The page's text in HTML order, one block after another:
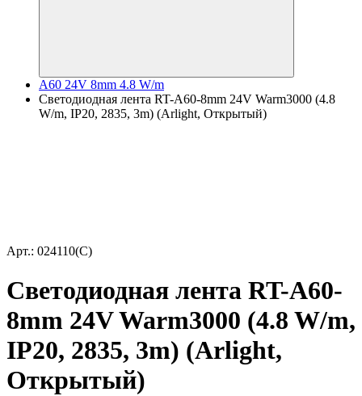
A60 24V 8mm 4.8 W/m
Светодиодная лента RT-A60-8mm 24V Warm3000 (4.8
W/m, IP20, 2835, 3m) (Arlight, Открытый)
Арт.: 024110(C)
Светодиодная лента RT-A60-
8mm 24V Warm3000 (4.8 W/m,
IP20, 2835, 3m) (Arlight,
Открытый)